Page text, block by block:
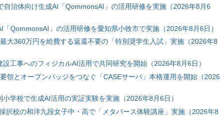
自治体向け生成AI「QommonsAI」の活用研修を実施（2026年8月6
「QommonsAI」の活用研修を愛知県小牧市で実施（2026年8月6日）
大360万円を給費する返還不要の「特別奨学生入試」実施（2026年8
工事へのフィジカルAI活用で共同研究を開始（2026年8月6日）
領とオープンバッジをつなぐ「CASEサーバ」本格運用を開始（2026
学校で生成AI活用の実証実験を実施（2026年8月6日）
択校の和洋九段女子中・高で「メタバース体験講座」実施（2026年8